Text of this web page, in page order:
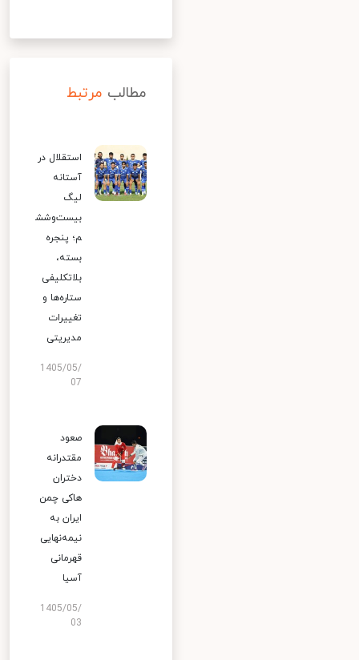
مطالب مرتبط
استقلال در
آستانه
لیگ
بیست‌وشش
م؛ پنجره
بسته،
بلاتکلیفی
ستاره‌ها و
تغییرات
مدیریتی
1405/05/
07
صعود
مقتدرانه
دختران
هاکی چمن
ایران به
نیمه‌نهایی
قهرمانی
آسیا
1405/05/
03